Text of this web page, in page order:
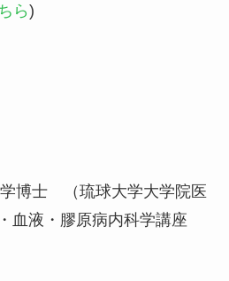
ら)
博士 （琉球大学大学院医
血液・膠原病内科学講座